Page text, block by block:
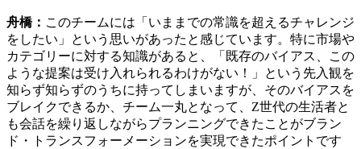
舟橋： このチームには「いままでの常識を超えるチャレンジ
をしたい」という思いがあったと感じています。特に市場や
カテゴリーに対する知識があると、「既存のバイアス、この
ような提案は受け入れられるわけがない！」という先入観を
知らず知らずのうちに持ってしまいますが、そのバイアスを
ブレイクできるか、チーム一丸となって、Z世代の生活者と
も会話を繰り返しながらプランニングできたことがブラン
ド・トランスフォーメーションを実現できたポイントです